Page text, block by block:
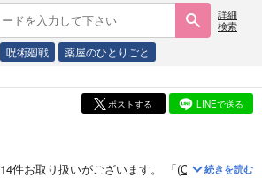
詳細
検索
呪術廻戦 薬屋のひとりごと
ポストする LINEで送る
14件お取り扱いがございます。 「(CD)Parallel
続きを読む